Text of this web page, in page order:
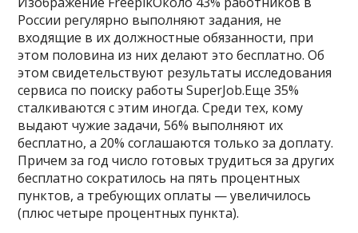
России регулярно выполняют задания, не
входящие в их должностные обязанности, при
этом половина из них делают это бесплатно. Об
этом свидетельствуют результаты исследования
сервиса по поиску работы SuperJob.Еще 35%
сталкиваются с этим иногда. Среди тех, кому
выдают чужие задачи, 56% выполняют их
бесплатно, а 20% соглашаются только за доплату.
Причем за год число готовых трудиться за других
бесплатно сократилось на пять процентных
пунктов, а требующих оплаты — увеличилось
(плюс четыре процентных пункта).